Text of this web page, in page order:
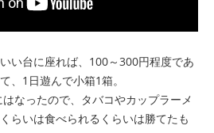
い台に座れば、100～300円程度であ
、1日遊んで小箱1箱。
なったので、タバコやカップラーメ
らいは食べられるくらいは勝てたも